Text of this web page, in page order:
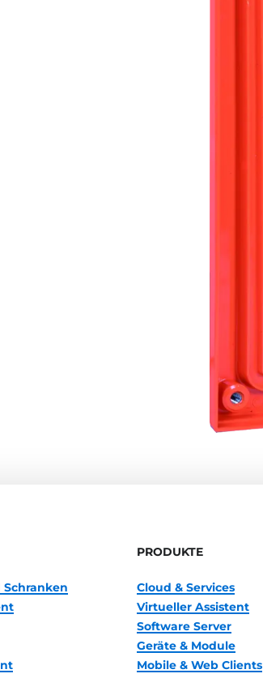
PRODUKTE
Cloud & Services
Virtueller Assistent
Software Server
Geräte & Module
Mobile & Web Clients